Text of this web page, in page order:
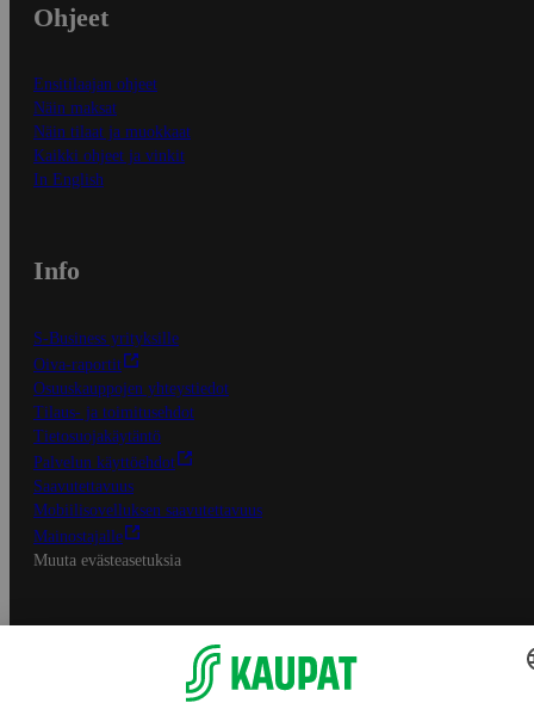
Ohjeet
Ensitilaajan ohjeet
Näin maksat
Näin tilaat ja muokkaat
Kaikki ohjeet ja vinkit
In English
Info
S-Business yrityksille
Oiva-raportit
Osuuskauppojen yhteystiedot
Tilaus- ja toimitusehdot
Tietosuojakäytäntö
Palvelun käyttöehdot
Saavutettavuus
Mobiilisovelluksen saavutettavuus
Mainostajalle
Muuta evästeasetuksia
S-ryhmän palvelut